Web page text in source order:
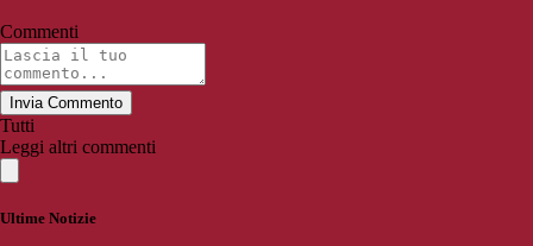
Commenti
Invia Commento
Tutti
Leggi altri commenti
Ultime Notizie